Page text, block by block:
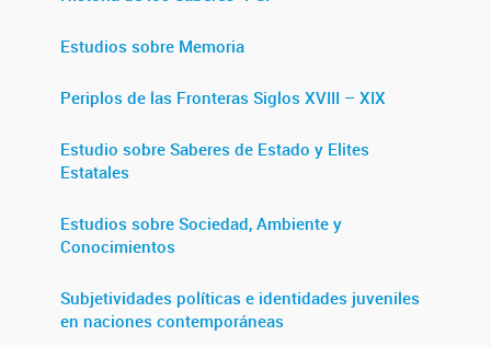
Estudios sobre Memoria
Periplos de las Fronteras Siglos XVIII – XIX
Estudio sobre Saberes de Estado y Elites
Estatales
Estudios sobre Sociedad, Ambiente y
Conocimientos
Subjetividades políticas e identidades juveniles
en naciones contemporáneas